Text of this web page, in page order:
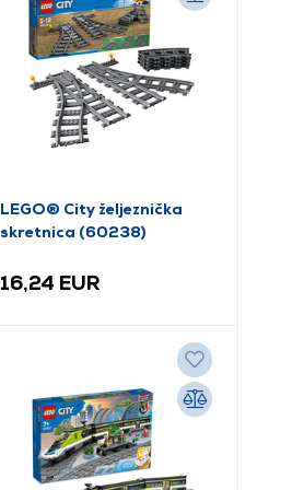
LEGO® City željeznička
skretnica (60238)
16,24 EUR